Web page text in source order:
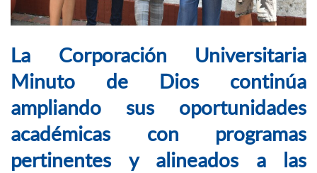
La Corporación Universitaria
Minuto de Dios continúa
ampliando sus oportunidades
académicas con programas
pertinentes y alineados a las